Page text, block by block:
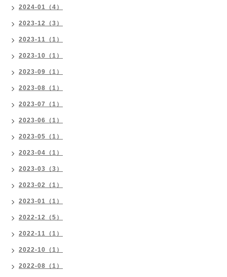
2024-01（4）
2023-12（3）
2023-11（1）
2023-10（1）
2023-09（1）
2023-08（1）
2023-07（1）
2023-06（1）
2023-05（1）
2023-04（1）
2023-03（3）
2023-02（1）
2023-01（1）
2022-12（5）
2022-11（1）
2022-10（1）
2022-08（1）